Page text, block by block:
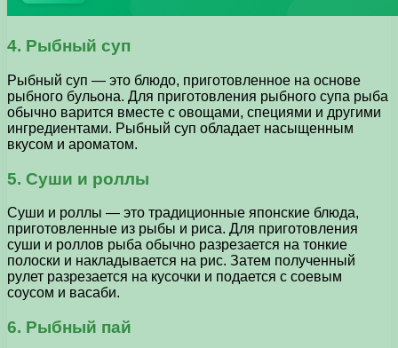
4. Рыбный суп
Рыбный суп — это блюдо, приготовленное на основе
рыбного бульона. Для приготовления рыбного супа рыба
обычно варится вместе с овощами, специями и другими
ингредиентами. Рыбный суп обладает насыщенным
вкусом и ароматом.
5. Суши и роллы
Суши и роллы — это традиционные японские блюда,
приготовленные из рыбы и риса. Для приготовления
суши и роллов рыба обычно разрезается на тонкие
полоски и накладывается на рис. Затем полученный
рулет разрезается на кусочки и подается с соевым
соусом и васаби.
6. Рыбный пай